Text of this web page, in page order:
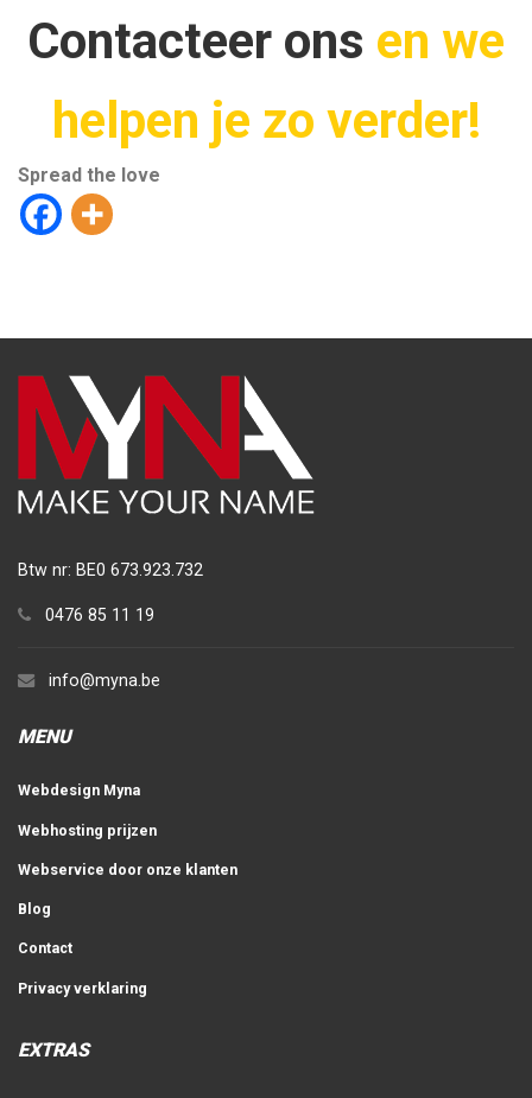
Contacteer ons en we
helpen je zo verder!
Spread the love
Btw nr: BE0 673.923.732
0476 85 11 19
info@myna.be
MENU
Webdesign Myna
Webhosting prijzen
Webservice door onze klanten
Blog
Contact
Privacy verklaring
EXTRAS